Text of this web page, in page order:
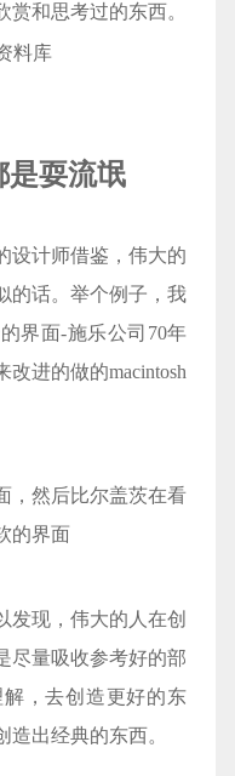
和思考过的东西。
料库
是耍流氓
设计师借鉴，伟大的
的话。举个例子，我
界面-施乐公司70年
进的做的macintosh
，然后比尔盖茨在看
的界面
发现，伟大的人在创
尽量吸收参考好的部
，去创造更好的东
出经典的东西。